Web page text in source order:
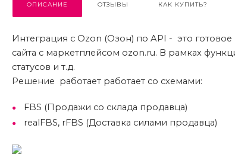
ОПИСАНИЕ ОТЗЫВЫ КАК КУПИТЬ?
Интеграция с Ozon (Озон) по API - это
сайта с маркетплейсом ozon.ru. В рамках
статусов и т.д.
Решение работает работает со схемами:
FBS (Продажи со склада продавца)
realFBS, rFBS (Доставка силами продавца)